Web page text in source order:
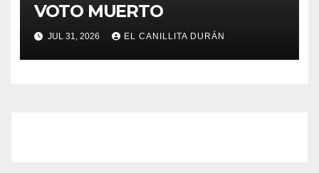
VOTO MUERTO
JUL 31, 2026 EL CANILLITA DURÁN